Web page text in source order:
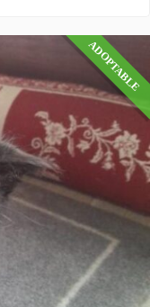
ADOPTABLE